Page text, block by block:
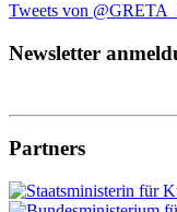
Tweets von
Newsletter
Partners